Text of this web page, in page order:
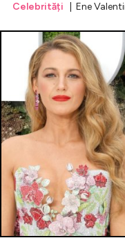
Celebrități | Ene